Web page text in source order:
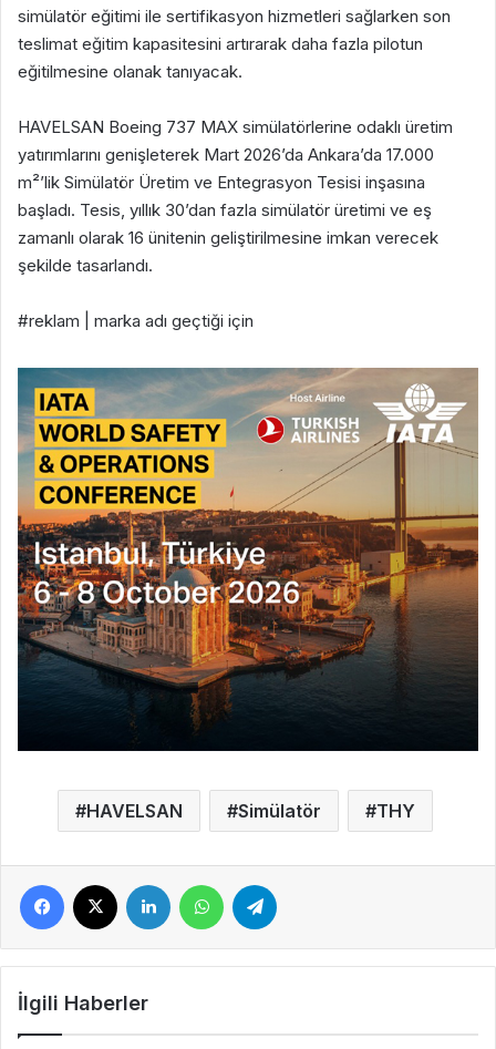
simülatör eğitimi ile sertifikasyon hizmetleri sağlarken son
teslimat eğitim kapasitesini artırarak daha fazla pilotun
eğitilmesine olanak tanıyacak.
HAVELSAN Boeing 737 MAX simülatörlerine odaklı üretim
yatırımlarını genişleterek Mart 2026’da Ankara’da 17.000
m²’lik Simülatör Üretim ve Entegrasyon Tesisi inşasına
başladı. Tesis, yıllık 30’dan fazla simülatör üretimi ve eş
zamanlı olarak 16 ünitenin geliştirilmesine imkan verecek
şekilde tasarlandı.
#reklam | marka adı geçtiği için
HAVELSAN Simülatör THY
Facebook LinkedIn WhatsApp
İlgili Haberler